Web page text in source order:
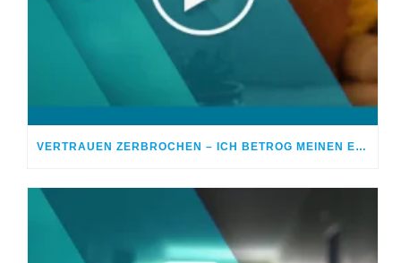
VERTRAUEN ZERBROCHEN – ICH BETROG MEINEN EHEPARTNER